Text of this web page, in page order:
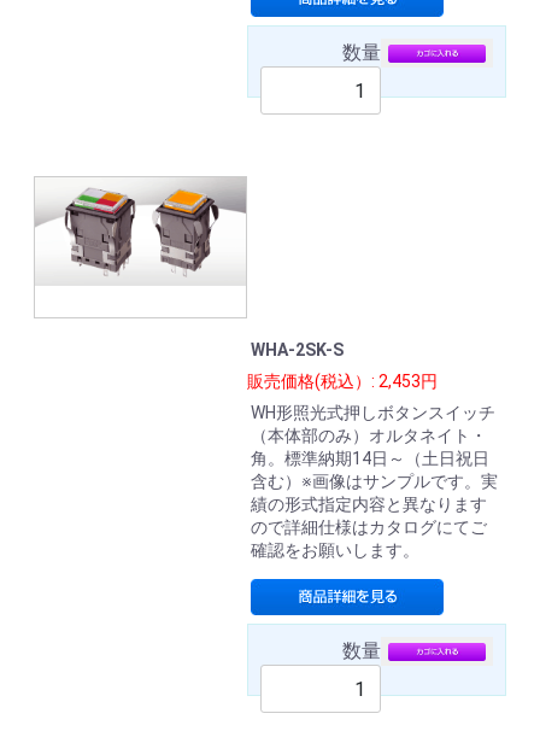
数量
WHA-2SK-S
販売価格(税込）: 2,453円
WH形照光式押しボタンスイッチ
（本体部のみ）オルタネイト・
角。標準納期14日～（土日祝日
含む）※画像はサンプルです。実
績の形式指定内容と異なります
ので詳細仕様はカタログにてご
確認をお願いします。
数量